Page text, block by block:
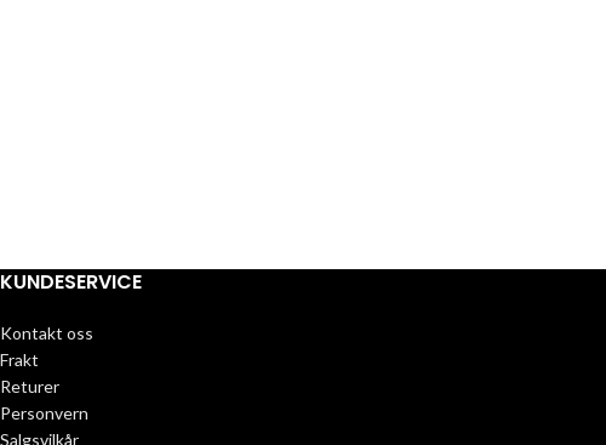
KUNDESERVICE
Kontakt oss
Frakt
Returer
Personvern
Salgsvilkår